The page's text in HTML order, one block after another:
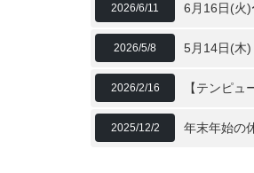
2026/6/11 6月16日(火
2026/5/8 5月14日(木
2026/2/16 【テンピュ
2025/12/2 年末年始の